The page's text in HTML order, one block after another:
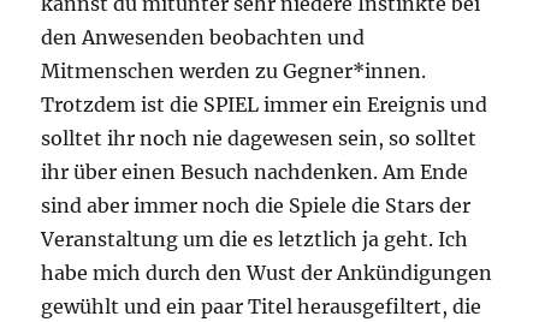
den Anwesenden beobachten und
Mitmenschen werden zu Gegner*innen.
Trotzdem ist die SPIEL immer ein Ereignis und
solltet ihr noch nie dagewesen sein, so solltet
ihr über einen Besuch nachdenken. Am Ende
sind aber immer noch die Spiele die Stars der
Veranstaltung um die es letztlich ja geht. Ich
habe mich durch den Wust der Ankündigungen
gewühlt und ein paar Titel herausgefiltert, die